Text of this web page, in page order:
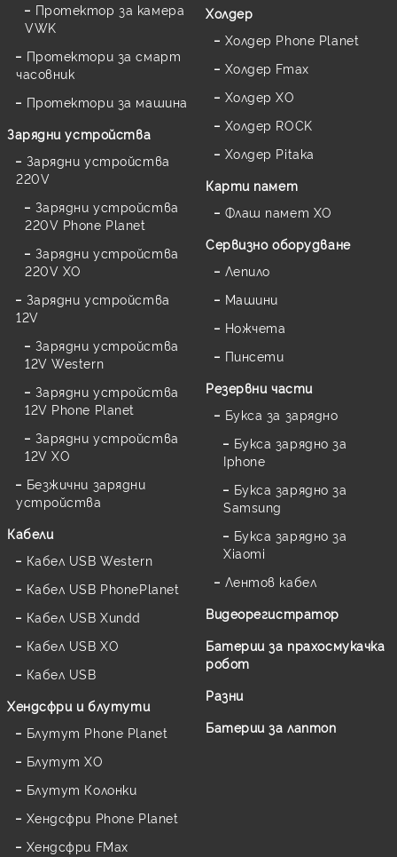
Протектор за камера
VWK
Протектори за смарт
часовник
Протектори за машина
Зарядни устройства
Зарядни устройства
220V
Зарядни устройства
220V Phone Planet
Зарядни устройства
220V XO
Зарядни устройства
12V
Зарядни устройства
12V Western
Зарядни устройства
12V Phone Planet
Зарядни устройства
12V XO
Безжични зарядни
устройства
Кабели
Кабел USB Western
Кабел USB PhonePlanet
Кабел USB Xundd
Кабел USB XO
Кабел USB
Хендсфри и блутути
Блутут Phone Planet
Блутут XO
Блутут Колонки
Хендсфри Phone Planet
Хендсфри FMax
Холдер
Холдер Phone Planet
Холдер Fmax
Холдер XO
Холдер ROCK
Холдер Pitaka
Карти памет
Флаш памет XO
Сервизно оборудване
Лепило
Машини
Ножчета
Пинсети
Резервни части
Букса за зарядно
Букса зарядно за
Iphone
Букса зарядно за
Samsung
Букса зарядно за
Xiaomi
Лентов кабел
Видеорегистратор
Батерии за прахосмукачка
робот
Разни
Батерии за лаптоп